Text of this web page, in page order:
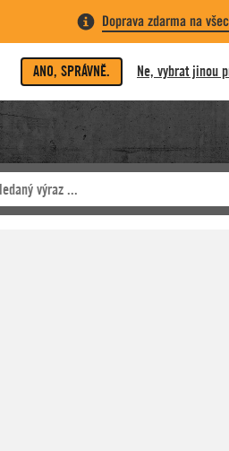
Doprava zdarma na
ANO, SPRÁVNĚ. Ne, vybrat jinou